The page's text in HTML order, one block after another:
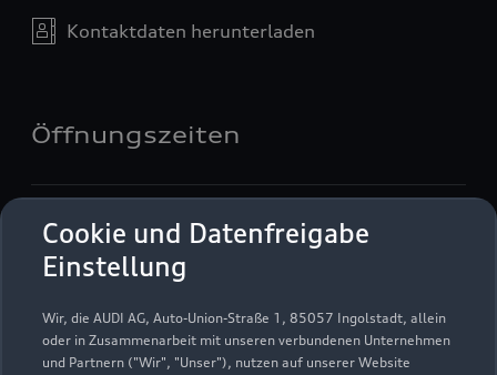
Cookie und Datenfreigabe
Einstellung
Wir, die AUDI AG, Auto-Union-Straße 1, 85057 Ingolstadt, allein
oder in Zusammenarbeit mit unseren verbundenen Unternehmen
und Partnern ("Wir", "Unser"), nutzen auf unserer Website
Kontaktdaten herunterladen
Öffnungszeiten
Geöffnet bis 13:00
Geöffnet bis 13:00